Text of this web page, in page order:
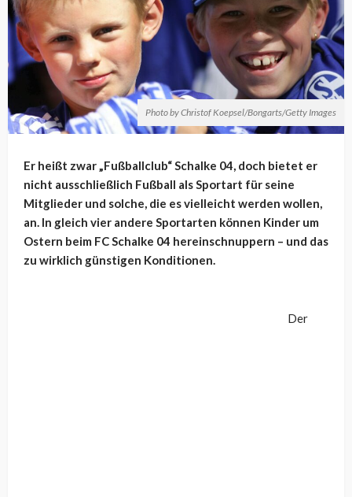
Photo by Christof Koepsel/Bongarts/Getty Images
Er heißt zwar „Fußballclub“ Schalke 04, doch bietet er
nicht ausschließlich Fußball als Sportart für seine
Mitglieder und solche, die es vielleicht werden wollen,
an. In gleich vier andere Sportarten können Kinder um
Ostern beim FC Schalke 04 hereinschnuppern – und das
zu wirklich günstigen Konditionen.
Der